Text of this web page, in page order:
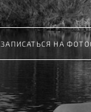
ЗАПИСАТЬСЯ НА